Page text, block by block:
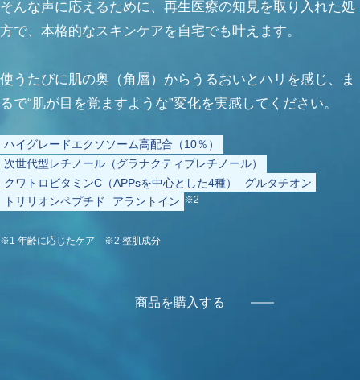
そんな声に応えるために、再生医療の知見を取り入れた処
方で、本格的なスキンケアを自宅でも叶えます。
使うたびに肌の奥（角層）からうるおいとハリを感じ、ま
るで“肌が目を覚ますような”変化を実感してください。
ハイグレードエクソソーム高配合（10％）
次世代型レチノール（グラナクティブレチノール）
クワトロビタミンC（APPsを中心とした4種）
グルタチオン
トリリオンペプチド
アラントイン ※2
※1 年齢に応じたケア ※2 整肌成分
商品を購入する